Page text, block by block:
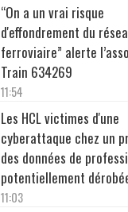
“On a un vrai risque
d'effondrement du
ferroviaire” alerte
Train 634269
11:54
Les HCL victimes d'une
cyberattaque chez un
des données de
potentiellement
11:03